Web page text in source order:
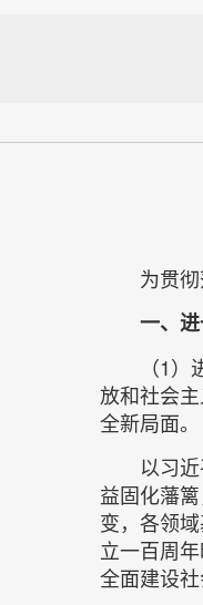
为贯
一、
（1
放和社会
全新局面。
以习
益固化藩
变，各领
立一百周
全面建设